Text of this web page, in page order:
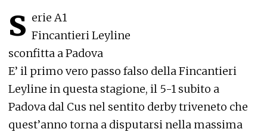
s erie A1
Fincantieri Leyline
sconfitta a Padova
E’ il primo vero passo falso della Fincantieri
Leyline in questa stagione, il 5-1 subito a
Padova dal Cus nel sentito derby triveneto che
quest’anno torna a disputarsi nella massima